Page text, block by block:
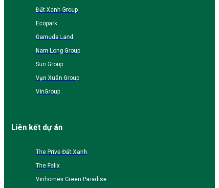
Đất Xanh Group
Ecopark
Gamuda Land
Nam Long Group
Sun Group
Vạn Xuân Group
VinGroup
Liên kết dự án
The Prive Đất Xanh
The Felix
Vinhomes Green Paradise